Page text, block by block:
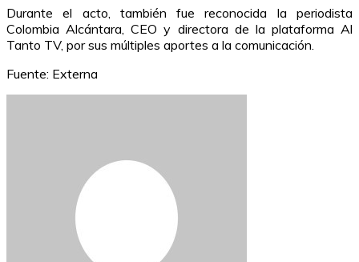
Durante el acto, también fue reconocida la periodista
Colombia Alcántara, CEO y directora de la plataforma Al
Tanto TV, por sus múltiples aportes a la comunicación.
Fuente: Externa